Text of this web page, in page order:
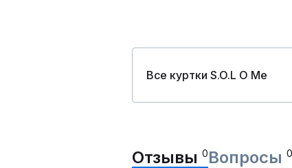
Все куртки S.O.L O Me
Отзывы 0Вопросы 0